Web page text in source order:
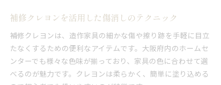
補修クレヨンを活用した傷消しのテクニック
補修クレヨンは、造作家具の細かな傷や擦り跡を手軽に目立
たなくするための便利なアイテムです。大阪府内のホームセ
ンターでも様々な色味が揃っており、家具の色に合わせて選
べるのが魅力です。クレヨンは柔らかく、簡単に塗り込める